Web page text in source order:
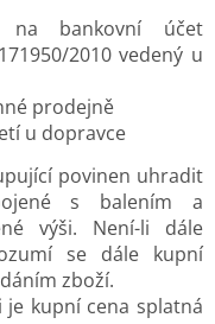
na bankovní účet
2010 vedený u
prodejně
u dopravce
povinen uhradit
s balením a
výši. Není-li dále
se dále kupní
zboží.
kupní cena splatná